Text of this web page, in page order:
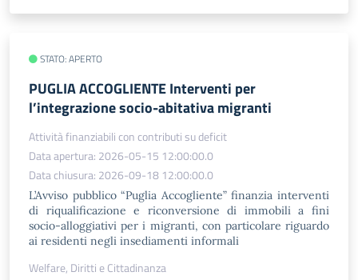
STATO: APERTO
PUGLIA ACCOGLIENTE Interventi per
l’integrazione socio-abitativa migranti
Attività finanziabili con contributi su deficit
Data apertura: 2026-05-15 12:00:00.0
Data chiusura: 2026-09-18 12:00:00.0
L’Avviso pubblico “Puglia Accogliente” finanzia interventi
di riqualificazione e riconversione di immobili a fini
socio-alloggiativi per i migranti, con particolare riguardo
ai residenti negli insediamenti informali
Welfare, Diritti e Cittadinanza